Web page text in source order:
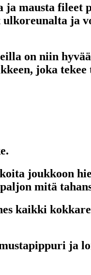
ja mausta
ja
on niin
joka
joukkoon
mitä
kaikki
ja